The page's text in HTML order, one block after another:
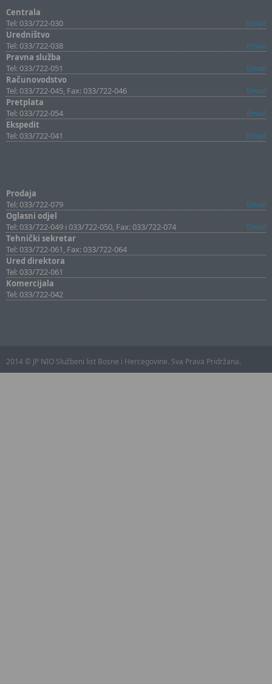
Centrala
Tel: 033/722-030
Email
Uredništvo
Tel: 033/722-038
Email
Pravna služba
Tel: 033/722-051
Email
Računovodstvo
Tel: 033/722-045, Fax: 033/722-046
Email
Pretplata
Tel: 033/722-054
Email
Ekspedit
Tel: 033/722-041
Email
Prodaja
Tel: 033/722-079
Email
Oglasni odjel
Tel: 033/722-049 i 033/722-050, Fax: 033/722-074
Email
Tehnički sekretar
Tel: 033/722-061, Fax: 033/722-064
Ured direktora
Tel: 033/722-061
Komercijala
Tel: 033/722-042
2014 © JP NIO Službeni list Bosne i Hercegovine. Sva Prava Pridržana.